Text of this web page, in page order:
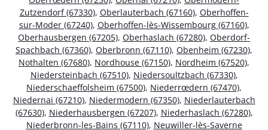
Zutzendorf (67330), Oberlauterbach (67160), Oberhoffen-
sur-Moder (67240), Oberhoffen-lès-Wissembourg (67160),
Oberhausbergen (67205), Oberhaslach (67280), Oberdorf-
Spachbach (67360), Oberbronn (67110), Obenheim (67230),
Nothalten (67680), Nordhouse (67150), Nordheim (67520),
Niedersteinbach (67510), Niedersoultzbach (67330),
Niederschaeffolsheim (67500), Niederrœdern (67470),
Niedernai (67210), Niedermodern (67350), Niederlauterbach
(67630), Niederhausbergen (67207), Niederhaslach (67280),
Niederbronn-les-Bains (67110), Neuwiller-lès-Saverne